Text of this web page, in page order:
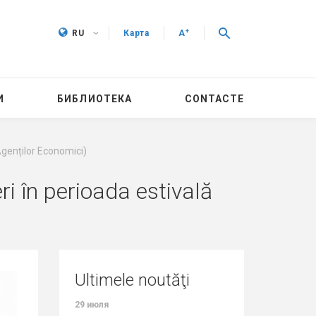
RU Карта A+
БИБЛИОТЕКА CONTACTE
Economici)
în perioada estivală
Ultimele noutăţi
29 июля